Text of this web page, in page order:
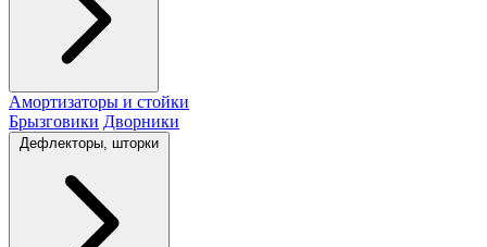
Амортизаторы и стойки
Брызговики Дворники
Дефлекторы, шторки